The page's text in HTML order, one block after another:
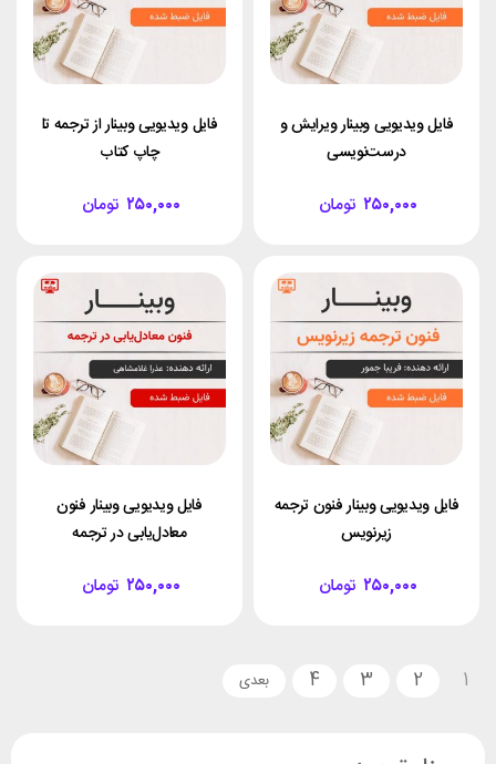
فایل ویدیویی وبینار ویرایش و
درست‌نویسی
تومان ۲۵۰,۰۰۰
فایل ویدیویی وبینار از ترجمه تا
چاپ کتاب
تومان ۲۵۰,۰۰۰
فایل ویدیویی وبینار فنون ترجمه
زیرنویس
تومان ۲۵۰,۰۰۰
فایل ویدیویی وبینار فنون
معادل‌یابی در ترجمه
تومان ۲۵۰,۰۰۰
1
2
3
4